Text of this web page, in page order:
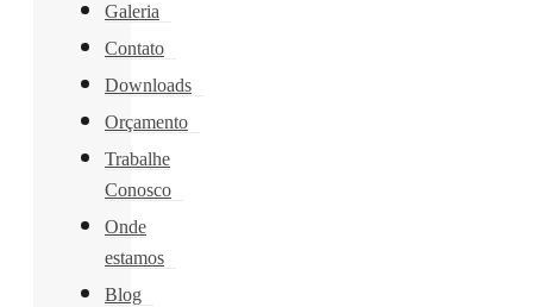
Galeria
Contato
Downloads
Orçamento
Trabalhe
Conosco
Onde
estamos
Blog